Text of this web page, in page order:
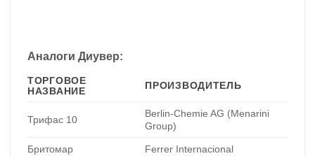
Аналоги Диувер:
ТОРГОВОЕ
НАЗВАНИЕ
ПРОИЗВОДИТЕЛЬ
Трифас 10
Berlin-Chemie AG (Menarini
Group)
Бритомар Ferrer Internacional